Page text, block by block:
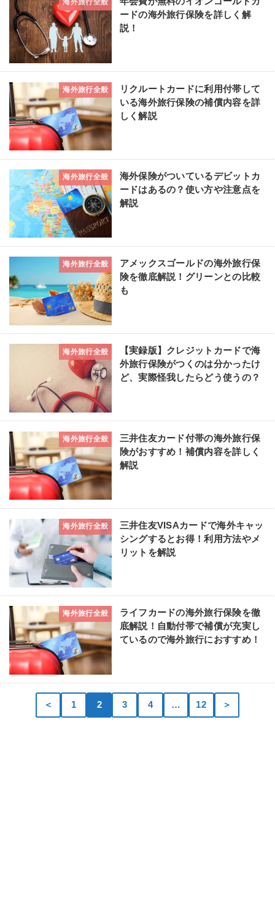
海外旅行全般
ードの海外旅行保険を詳しく解
説！
海外旅行全般
リクルートカードに利用付帯して
いる海外旅行保険の補償内容を詳
しく解説
海外旅行全般
海外保険がついているデビットカ
ードはあるの？使い方や注意点を
解説
海外旅行全般
アメックスゴールドの海外旅行保
険を徹底解説！グリーンとの比較
も
海外旅行全般
【実録版】クレジットカードで海
外旅行保険がつくのは分かったけ
ど、実際怪我したらどう使うの？
海外旅行全般
三井住友カード付帯の海外旅行保
険がおすすめ！補償内容を詳しく
解説
海外旅行全般
三井住友VISAカードで海外キャッ
シングするとお得！利用方法やメ
リットを解説
海外旅行全般
ライフカードの海外旅行保険を徹
底解説！自動付帯で補償が充実し
ているので海外旅行におすすめ！
＜ 1 2 3 4 … 12 ＞